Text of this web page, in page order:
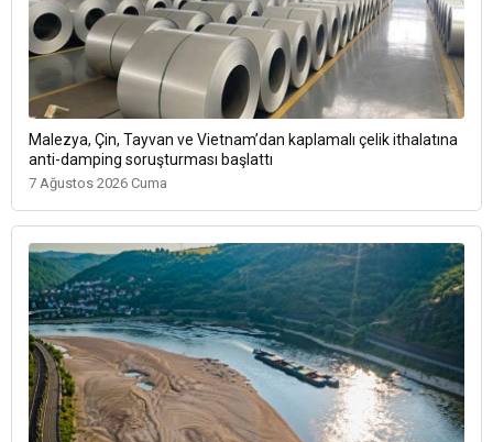
Malezya, Çin, Tayvan ve Vietnam’dan kaplamalı çelik ithalatına
anti-damping soruşturması başlattı
7 Ağustos 2026 Cuma